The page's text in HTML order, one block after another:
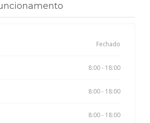
Fechado
8:00 - 18:00
8:00 - 18:00
8:00 - 18:00